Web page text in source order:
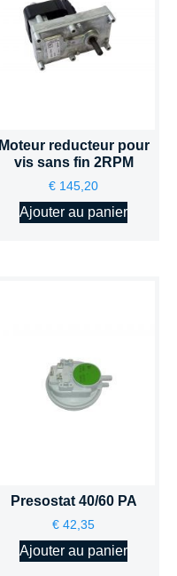
Moteur reducteur pour
vis sans fin 2RPM
€ 145,20
Ajouter au panier
Presostat 40/60 PA
€ 42,35
Ajouter au panier